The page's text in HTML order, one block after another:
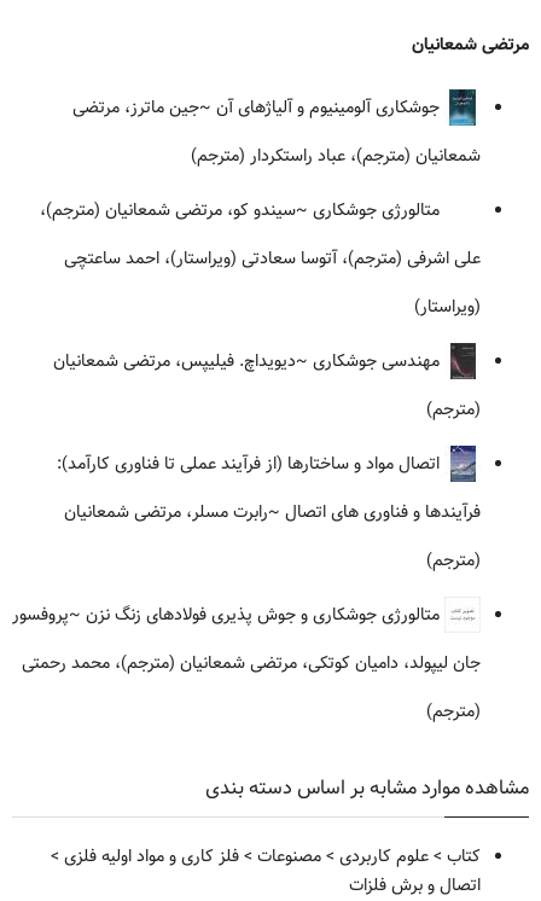
مرتضی شمعانیان
جوشکاری آلومینیوم و آلیاژهای آن ~جین ماترز، مرتضی
شمعانیان (مترجم)، عباد راستکردار (مترجم)
متالورژی جوشکاری ~سیندو کو، مرتضی شمعانیان (مترجم)،
علی اشرفی (مترجم)، آتوسا سعادتی (ویراستار)، احمد ساعتچی
(ویراستار)
مهندسی جوشکاری ~دیویداچ. فیلیپس، مرتضی شمعانیان
(مترجم)
اتصال مواد و ساختارها (از فرآیند عملی تا فناوری کارآمد):
فرآیندها و فناوری های اتصال ~رابرت مسلر، مرتضی شمعانیان
(مترجم)
متالورژی جوشکاری و جوش پذیری فولادهای زنگ نزن ~پروفسور
جان لیپولد، دامیان کوتکی، مرتضی شمعانیان (مترجم)، محمد رحمتی
(مترجم)
مشاهده موارد مشابه بر اساس دسته بندی
کتاب >علوم کاربردی >مصنوعات >فلز کاری و مواد اولیه فلزی >
اتصال و برش فلزات